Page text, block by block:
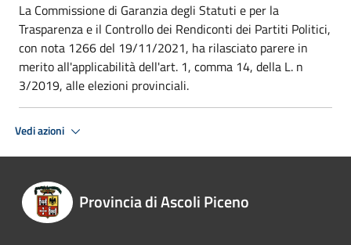
La Commissione di Garanzia degli Statuti e per la
Trasparenza e il Controllo dei Rendiconti dei Partiti Politici,
con nota 1266 del 19/11/2021, ha rilasciato parere in
merito all'applicabilità dell'art. 1, comma 14, della L. n
3/2019, alle elezioni provinciali.
Vedi azioni
Provincia di Ascoli Piceno